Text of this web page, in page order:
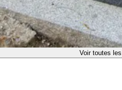
Voir toutes